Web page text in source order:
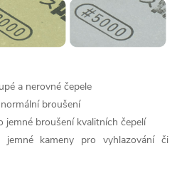
a nerovné čepele
broušení
jemné broušení kvalitních čepelí
jemné kameny pro vyhlazování či